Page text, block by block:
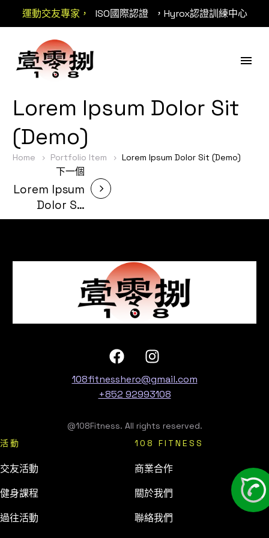
運動交友專家， ISO國際認證 ，Hyrox認證訓練中心
Lorem Ipsum Dolor Sit
(Demo)
Home Portfolio Item Lorem Ipsum Dolor Sit (Demo)
下一個
Lorem Ipsum
Dolor Sit
(Demo)
108fitnesshero@gmail.com
+852 92993108
@108Fitness. All rights reserved.
活動
交友活動
健身課程
過往活動
108 FITNESS
商業合作
關於我們
聯絡我們